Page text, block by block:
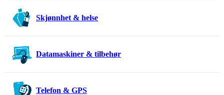
Skjønnhet & helse
Datamaskiner & tilbehør
Telefon & GPS